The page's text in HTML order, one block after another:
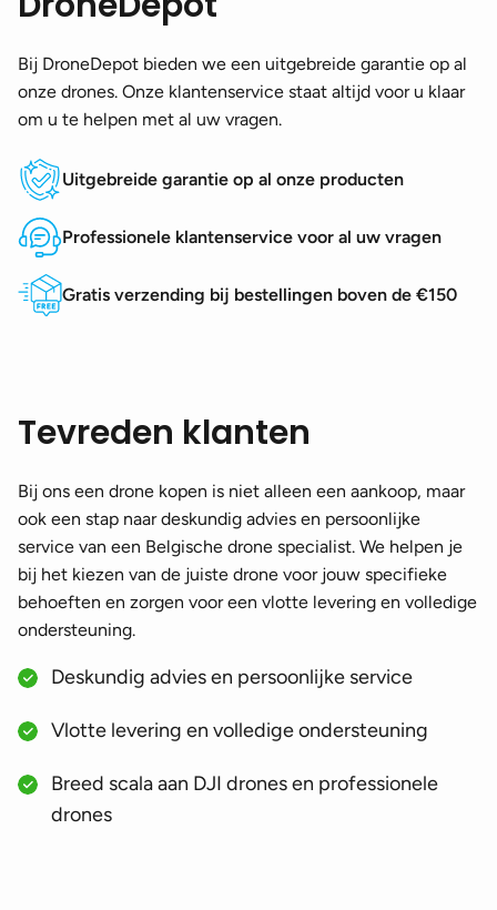
Bij DroneDepot bieden we een uitgebreide garantie op al
onze drones. Onze klantenservice staat altijd voor u klaar
om u te helpen met al uw vragen.
Uitgebreide garantie op al onze producten
Professionele klantenservice voor al uw vragen
Gratis verzending bij bestellingen boven de €150
Tevreden klanten
Bij ons een drone kopen is niet alleen een aankoop, maar
ook een stap naar deskundig advies en persoonlijke
service van een Belgische drone specialist. We helpen je
bij het kiezen van de juiste drone voor jouw specifieke
behoeften en zorgen voor een vlotte levering en volledige
ondersteuning.
Deskundig advies en persoonlijke service
Vlotte levering en volledige ondersteuning
Breed scala aan DJI drones en professionele
drones